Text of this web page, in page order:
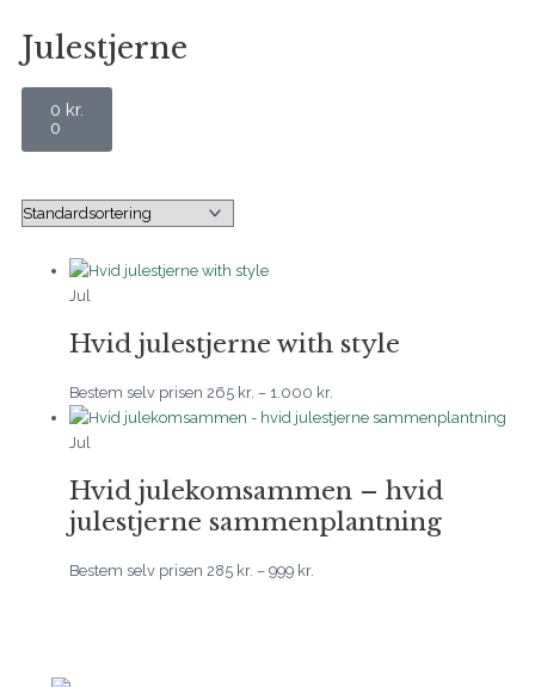
Julestjerne
0 kr.
0
Kurv
Jul
Hvid julestjerne with style
Bestem selv prisen 265 kr. – 1.000 kr.
Jul
Hvid julekomsammen – hvid
julestjerne sammenplantning
Bestem selv prisen 285 kr. – 999 kr.